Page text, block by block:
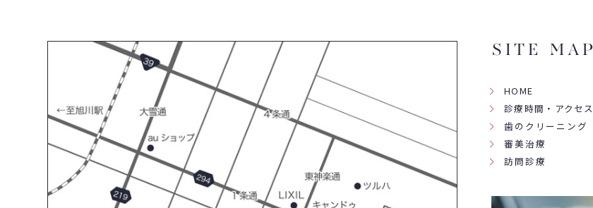
SITE MAP
HOME
診療時間・アクセス
歯のクリーニング
審美治療
訪問診療